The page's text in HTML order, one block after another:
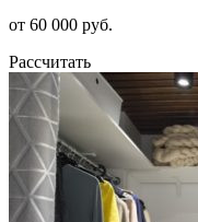
от 60 000 руб.
Рассчитать